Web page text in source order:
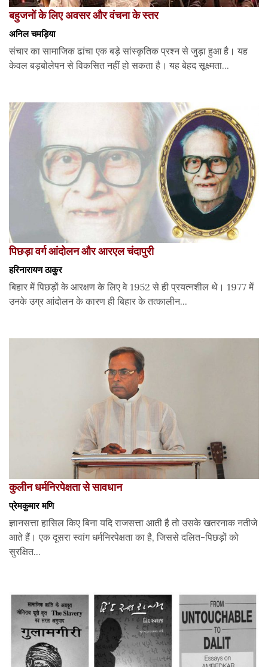
बहुजनों के लिए अवसर और वंचना के स्तर
अनिल चमड़िया
संचार का सामाजिक ढांचा एक बड़े सांस्कृतिक प्रश्न से जुड़ा हुआ है। यह
केवल बड़बोलेपन से विकसित नहीं हो सकता है। यह बेहद सूक्ष्मता...
पिछड़ा वर्ग आंदोलन और आरएल चंदापुरी
हरिनारायण ठाकुर
बिहार में पिछड़ों के आरक्षण के लिए वे 1952 से ही प्रयत्नशील थे। 1977 में
उनके उग्र आंदोलन के कारण ही बिहार के तत्कालीन...
कुलीन धर्मनिरपेक्षता से सावधान
प्रेमकुमार मणि
ज्ञानसत्ता हासिल किए बिना यदि राजसत्ता आती है तो उसके खतरनाक नतीजे
आते हैं। एक दूसरा स्वांग धर्मनिरपेक्षता का है, जिससे दलित-पिछड़ों को
सुरक्षित...